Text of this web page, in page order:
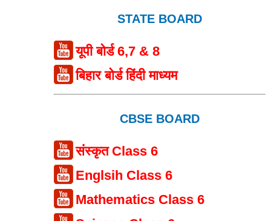
STATE BOARD
यूपी बोर्ड 6,7 & 8
बिहार बोर्ड हिंदी माध्यम
CBSE BOARD
संस्कृत Class 6
Englsih Class 6
Mathematics Class 6